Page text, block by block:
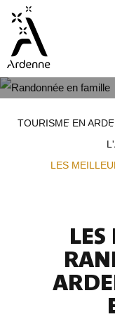
contenu
principal
À
d'ArianeTOURISME EN
LES
LES